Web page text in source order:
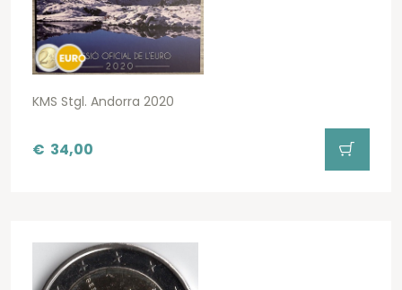
KMS Stgl. Andorra 2020
€ 34,00